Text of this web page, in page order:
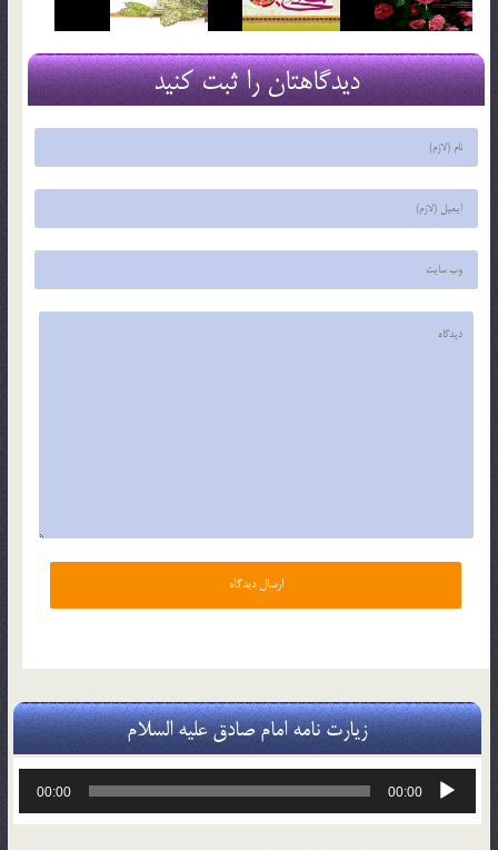
دیدگاهتان را ثبت کنید
زیارت نامه امام صادق علیه السلام
پخش‌کننده
00:00
00:00